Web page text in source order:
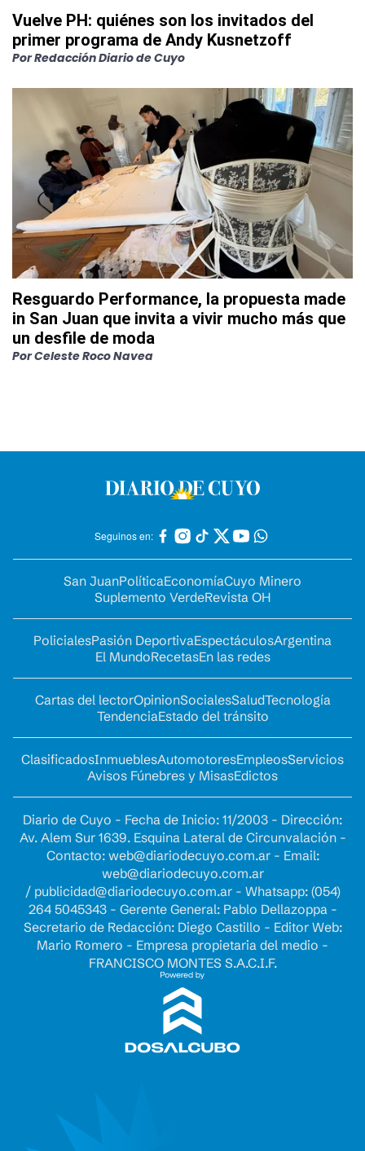
Vuelve PH: quiénes son los invitados del
primer programa de Andy Kusnetzoff
PorRedacción Diario de Cuyo
Resguardo Performance, la propuesta made
in San Juan que invita a vivir mucho más que
un desfile de moda
PorCeleste Roco Navea
Seguinos en:
San JuanPolíticaEconomíaCuyo Minero
Suplemento VerdeRevista OH
PolicialesPasión DeportivaEspectáculosArgentina
El MundoRecetasEn las redes
Cartas del lectorOpinionSocialesSaludTecnología
TendenciaEstado del tránsito
ClasificadosInmueblesAutomotoresEmpleosServicios
Avisos Fúnebres y MisasEdictos
Diario de Cuyo - Fecha de Inicio: 11/2003 - Dirección:
Av. Alem Sur 1639. Esquina Lateral de Circunvalación -
Contacto: web@diariodecuyo.com.ar- Email:
web@diariodecuyo.com.ar
/ publicidad@diariodecuyo.com.ar- Whatsapp: (054)
264 5045343 - Gerente General: Pablo Dellazoppa -
Secretario de Redacción: Diego Castillo - Editor Web:
Mario Romero - Empresa propietaria del medio -
FRANCISCO MONTES S.A.C.I.F.